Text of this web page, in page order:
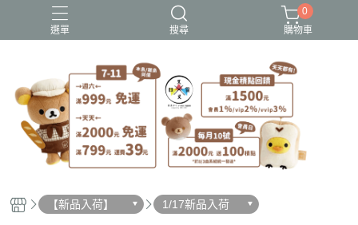
選單 搜尋
史努比歐拉夫 吉伊卡哇 憂傷馬戲團
拉拉熊
迪士尼-玩具總動員
0
購物車
【新品入荷】 1/17新品入荷